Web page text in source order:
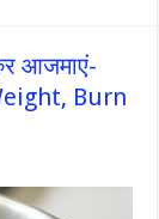
आजमाएं-
Burn